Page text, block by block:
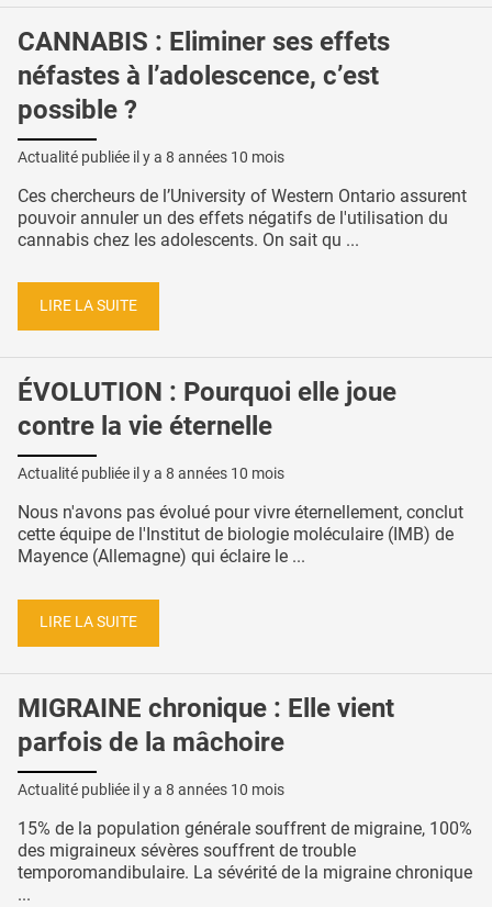
CANNABIS : Eliminer ses effets
néfastes à l’adolescence, c’est
possible ?
Actualité publiée il y a 8 années 10 mois
Ces chercheurs de l’University of Western Ontario assurent
pouvoir annuler un des effets négatifs de l'utilisation du
cannabis chez les adolescents. On sait qu ...
LIRE LA SUITE
ÉVOLUTION : Pourquoi elle joue
contre la vie éternelle
Actualité publiée il y a 8 années 10 mois
Nous n'avons pas évolué pour vivre éternellement, conclut
cette équipe de l'Institut de biologie moléculaire (IMB) de
Mayence (Allemagne) qui éclaire le ...
LIRE LA SUITE
MIGRAINE chronique : Elle vient
parfois de la mâchoire
Actualité publiée il y a 8 années 10 mois
15% de la population générale souffrent de migraine, 100%
des migraineux sévères souffrent de trouble
temporomandibulaire. La sévérité de la migraine chronique
...